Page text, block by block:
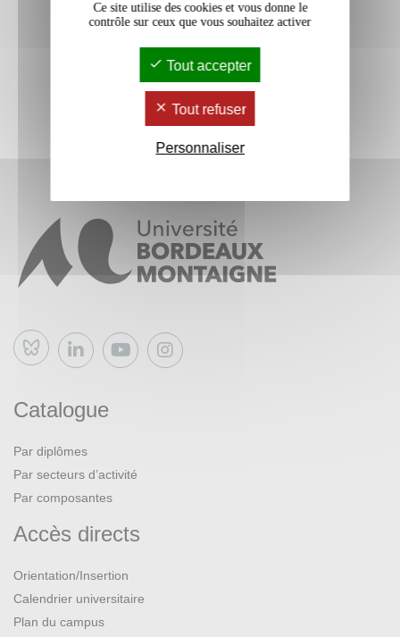
Bluesky
Catalogue
Par diplômes
Par secteurs d’activité
Par composantes
Accès directs
Orientation/Insertion
Calendrier universitaire
Plan du campus
Ce site utilise des cookies et vous donne le
contrôle sur ceux que vous souhaitez activer
Tout accepter
Tout refuser
Personnaliser